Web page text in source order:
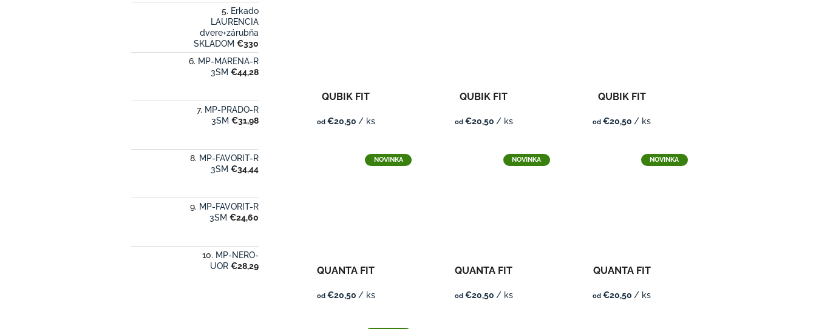
Erkado
LAURENCIA
dvere+zárubňa
SKLADOM €330
MP-MARENA-R
3SM €44,28
MP-PRADO-R
3SM €31,98
MP-FAVORIT-R
3SM €34,44
MP-FAVORIT-R
3SM €24,60
MP-NERO-
UOR €28,29
QUBIK FIT
od€20,50 / ks
QUBIK FIT
od€20,50 / ks
QUBIK FIT
od €20,50 / ks
NOVINKA
QUANTA FIT
od€20,50 / ks
NOVINKA
QUANTA FIT
od€20,50 / ks
NOVINKA
QUANTA FIT
od €20,50 / ks